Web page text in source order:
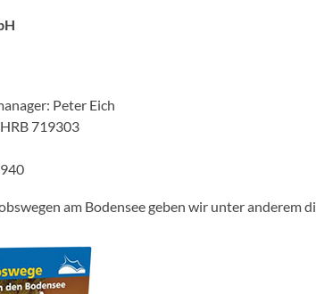
Peter Eich
719303
am Bodensee geben wir unter anderem